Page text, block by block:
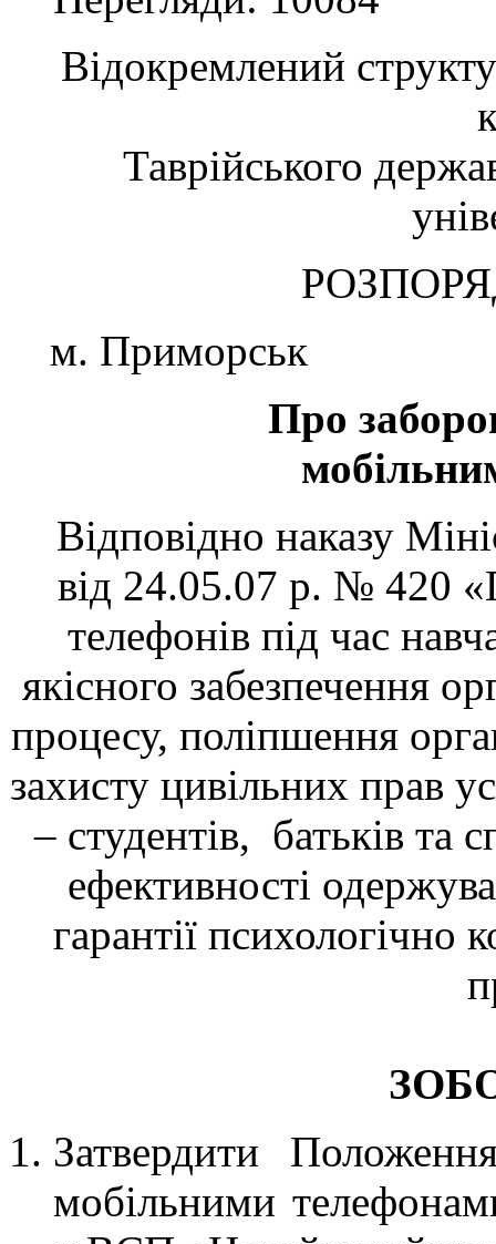
Відокремлений
Таврійського
м. Приморськ
Про
Відповідно наказу
від 24.05.07 р. № 420
телефонів під час
якісного забезпечення
процесу, поліпшення
захисту цивільних прав
– студентів, батьків та
ефективності
гарантії
Затвердити
мобільними